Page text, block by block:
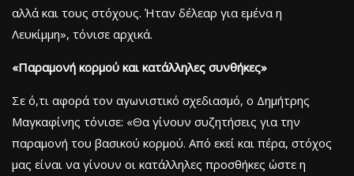
αλλά και τους στόχους. Ήταν δέλεαρ για εμένα η
Λευκίμμη», τόνισε αρχικά.
«Παραμονή κορμού και κατάλληλες συνθήκες»
Σε ό,τι αφορά τον αγωνιστικό σχεδιασμό, ο Δημήτρης
Μαγκαφίνης τόνισε: «Θα γίνουν συζητήσεις για την
παραμονή του βασικού κορμού. Από εκεί και πέρα, στόχος
μας είναι να γίνουν οι κατάλληλες προσθήκες ώστε η